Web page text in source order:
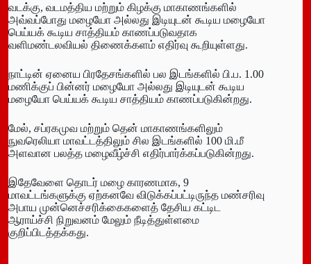
வடக்கு, வடமத்திய மற்றும் கிழக்கு மாகாணங்களில்
அவ்வப்போது மழையோ அல்லது இடியுடன் கூடிய மழையோ
பெய்யக் கூடிய சாத்தியம் காணப்படுவதாக
வளிமண்டலவியல் திணைக்களம் எதிர்வு கூறியுள்ளது.
நாட்டின் ஏனைய பிரதேசங்களில் பல இடங்களில் பி.ப. 1.00
மணிக்குப் பின்னர் மழையோ அல்லது இடியுடன் கூடிய
மழையோ பெய்யக் கூடிய சாத்தியம் காணப்படுகின்றது.
மேல், சப்ரகமுவ மற்றும் தென் மாகாணங்களிலும்
நுவரெலியா மாவட்டத்திலும் சில இடங்களில் 100 மி.மீ
அளவான பலத்த மழைவீழ்ச்சி எதிர்பார்க்கப்படுகின்றது.
இதேவேளை தொடர் மழை காரணமாக, 9
மாவட்டங்களுக்கு ஏற்கனவே விடுக்கப்பட்டிருந்த மண்சரிவு
அபாய முன்னெச்சரிக்கைகளைத் தேசிய கட்டிட
ஆராய்ச்சி நிறுவனம் மேலும் நீடித்துள்ளமை
குறிப்பிடத்தக்கது.